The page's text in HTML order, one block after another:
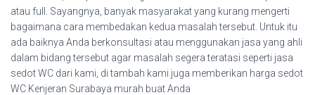
atau full. Sayangnya, banyak masyarakat yang kurang mengerti
bagaimana cara membedakan kedua masalah tersebut. Untuk itu
ada baiknya Anda berkonsultasi atau menggunakan jasa yang ahli
dalam bidang tersebut agar masalah segera teratasi seperti jasa
sedot WC dari kami, di tambah kami juga memberikan harga sedot
WC Kenjeran Surabaya murah buat Anda